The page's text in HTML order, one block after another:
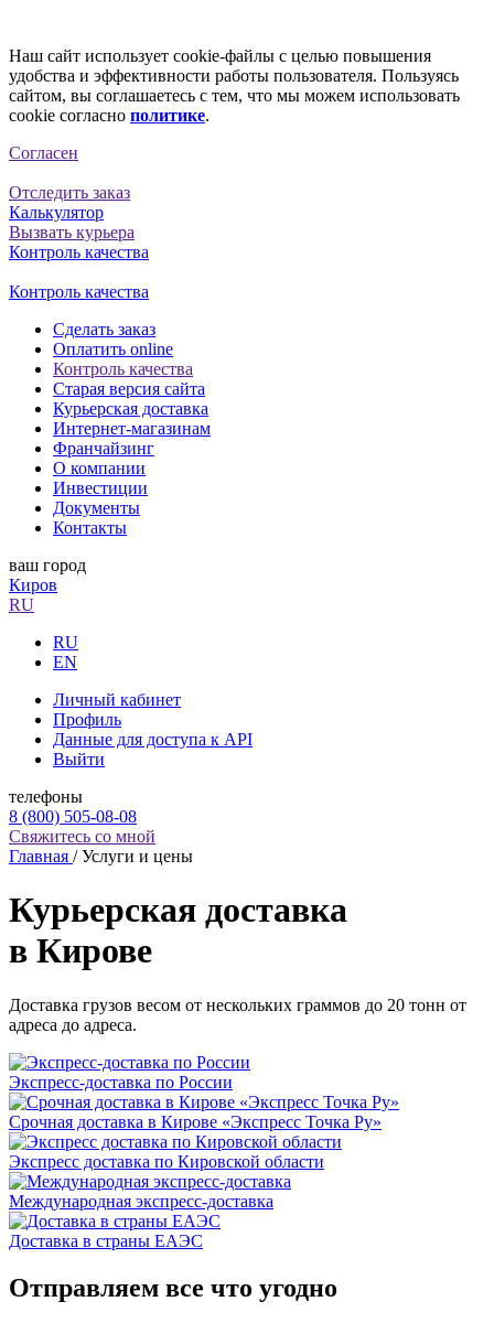
Наш сайт использует cookie-файлы с целью повышения
удобства и эффективности работы пользователя. Пользуясь
сайтом, вы соглашаетесь с тем, что мы можем использовать
cookie согласно политике.
Согласен
Отследить заказ
Калькулятор
Вызвать курьера
Контроль качества
Контроль качества
Сделать заказ
Оплатить online
Контроль качества
Старая версия сайта
Курьерская доставка
Интернет-магазинам
Франчайзинг
О компании
Инвестиции
Документы
Контакты
ваш город
Киров
RU
RU
EN
Личный кабинет
Профиль
Данные для доступа к API
Выйти
телефоны
8 (800) 505-08-08
Свяжитесь со мной
Главная /Услуги и цены
Курьерская доставка
в Кирове
Доставка грузов весом от нескольких граммов до 20 тонн от
адреса до адреса.
Экспресс-доставка по России
Срочная доставка в Кирове «Экспресс Точка Ру»
Экспресс доставка по Кировской области
Международная экспресс-доставка
Доставка в страны ЕАЭС
Отправляем все что угодно